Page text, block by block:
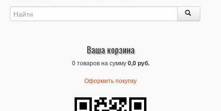
Ваша корзина
0 товаров на сумму0,0 руб.
Оформить покупку